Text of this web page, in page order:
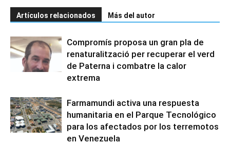
Artículos relacionados Más del autor
Compromís proposa un gran pla de
renaturalització per recuperar el verd
de Paterna i combatre la calor
extrema
Farmamundi activa una respuesta
humanitaria en el Parque Tecnológico
para los afectados por los terremotos
en Venezuela